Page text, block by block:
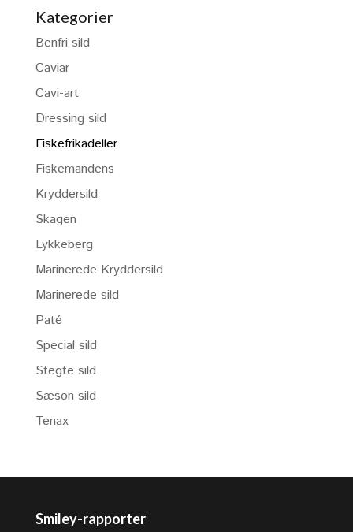
Kategorier
Benfri sild
Caviar
Cavi-art
Dressing sild
Fiskefrikadeller
Fiskemandens
Kryddersild
Skagen
Lykkeberg
Marinerede Kryddersild
Marinerede sild
Paté
Special sild
Stegte sild
Sæson sild
Tenax
Smiley-rapporter